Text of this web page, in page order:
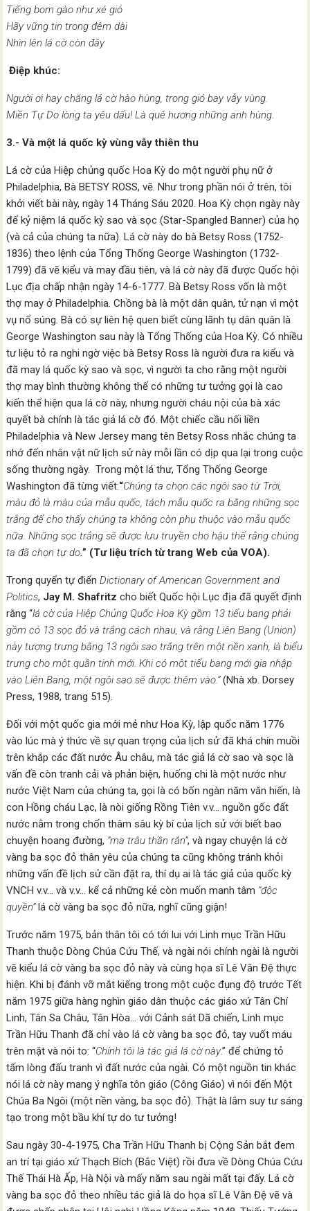
Tiếng bom gào như xé gió
Hãy vững tin trong đêm dài
Nhìn lên lá cờ còn đây
Điệp khúc:
Người ơi hay chăng lá cờ hào hùng, trong gió bay vẫy vùng.
Miền Tự Do lòng ta yêu dấu! Là quê hương những anh hùng.
3.- Và một lá quốc kỳ vùng vẫy thiên thu
Lá cờ của Hiệp chủng quốc Hoa Kỳ do một người phụ nữ ở
Philadelphia, Bà BETSY ROSS, vẽ. Như trong phần nói ở trên, tôi
khởi viết bài này, ngày 14 Tháng Sáu 2020. Hoa Kỳ chọn ngày này
để kỷ niệm lá quốc kỳ sao và sọc (Star-Spangled Banner) của họ
(và cả của chúng ta nữa). Lá cờ này do bà Betsy Ross (1752-
1836) theo lệnh của Tổng Thống George Washington (1732-
1799) đã vẽ kiểu và may đầu tiên, và lá cờ này đã được Quốc hội
Lục địa chấp nhận ngày 14-6-1777. Bà Betsy Ross vốn là một
thợ may ở Philadelphia. Chồng bà là một dân quân, tử nạn vì một
vụ nổ súng. Bà có sự liên hệ quen biết cùng lãnh tụ dân quân là
George Washington sau này là Tổng Thống của Hoa Kỳ. Có nhiều
tư liệu tỏ ra nghi ngờ việc bà Betsy Ross là người đưa ra kiểu và
đã may lá quốc kỳ sao và sọc, vì người ta cho rằng một người
thợ may bình thường không thể có những tư tưởng gọi là cao
kiến thể hiện qua lá cờ này, nhưng người cháu nội của bà xác
quyết bà chính là tác giả lá cờ đó. Một chiếc cầu nối liền
Philadelphia và New Jersey mang tên Betsy Ross nhắc chúng ta
nhớ đến nhân vật nữ lịch sử này mỗi lần có dịp qua lại trong cuộc
sống thường ngày. Trong một lá thư, Tổng Thống George
Washington đã từng viết:“Chúng ta chọn các ngôi sao từ Trời,
màu đỏ là màu của mẫu quốc, tách mẫu quốc ra bằng những sọc
trắng để cho thấy chúng ta không còn phụ thuộc vào mẫu quốc
nữa. Những sọc trắng sẽ được lưu truyền cho hậu thế rằng chúng
ta đã chọn tự do.” (Tư liệu trích từ trang Web của VOA).
Trong quyển tự điểnDictionary of American Government and
Politics, Jay M. Shafritz cho biết Quốc hội Lục địa đã quyết định
rằng “lá cờ của Hiệp Chủng Quốc Hoa Kỳ gồm 13 tiểu bang phải
gồm có 13 sọc đỏ và trắng cách nhau, và rằng Liên Bang (Union)
này tượng trưng bằng 13 ngôi sao trắng trên một nền xanh, là biểu
trưng cho một quần tinh mới. Khi có một tiểu bang mới gia nhập
vào Liên Bang, một ngôi sao sẽ được thêm vào.”(Nhà xb. Dorsey
Press, 1988, trang 515).
Đối với một quốc gia mới mẻ như Hoa Kỳ, lập quốc năm 1776
vào lúc mà ý thức về sự quan trọng của lịch sử đã khá chín muồi
trên khắp các đất nước Âu châu, mà tác giả lá cờ sao và sọc là
vấn đề còn tranh cải và phản biện, huống chi là một nước như
nước Việt Nam của chúng ta, gọi là có bốn ngàn năm văn hiến, là
con Hồng cháu Lạc, là nòi giống Rồng Tiên v.v… nguồn gốc đất
nước nằm trong chốn thâm sâu kỳ bí của lịch sử với biết bao
chuyện hoang đường, “ma trâu thần rắn”, và ngay chuyện lá cờ
vàng ba sọc đỏ thân yêu của chúng ta cũng không tránh khỏi
những vấn đề lịch sử cần đặt ra, thí dụ ai là tác giả của quốc kỳ
VNCH v.v… và v.v… kể cả những kẻ còn muốn manh tâm “độc
quyền”lá cờ vàng ba sọc đỏ nữa, nghĩ cũng giận!
Trước năm 1975, bản thân tôi có tới lui với Linh mục Trần Hữu
Thanh thuộc Dòng Chúa Cứu Thế, và ngài nói chính ngài là người
vẽ kiểu lá cờ vàng ba sọc đỏ này và cùng họa sĩ Lê Văn Đệ thực
hiện. Khi bị đánh vỡ mắt kiếng trong một cuộc đụng độ trước Tết
năm 1975 giữa hàng nghìn giáo dân thuộc các giáo xứ Tân Chí
Linh, Tân Sa Châu, Tân Hòa… với Cảnh sát Dã chiến, Linh mục
Trần Hữu Thanh đã chỉ vào lá cờ vàng ba sọc đỏ, tay vuốt máu
trên mặt và nói to: “Chính tôi là tác giả lá cờ này.” để chứng tỏ
tấm lòng đấu tranh vì đất nước của ngài. Có một nguồn tin khác
nói lá cờ này mang ý nghĩa tôn giáo (Công Giáo) vì nói đến Một
Chúa Ba Ngôi (một nền vàng, ba sọc đỏ). Thật là lắm suy tư sáng
tạo trong một bầu khí tự do tư tưởng!
Sau ngày 30-4-1975, Cha Trần Hữu Thanh bị Cộng Sản bắt đem
an trí tại giáo xứ Thạch Bích (Bắc Việt) rồi đưa về Dòng Chúa Cứu
Thế Thái Hà Ấp, Hà Nội và mấy năm sau ngài mất tại đấy. Lá cờ
vàng ba sọc đỏ theo nhiều tác giả là do họa sĩ Lê Văn Đệ vẽ và